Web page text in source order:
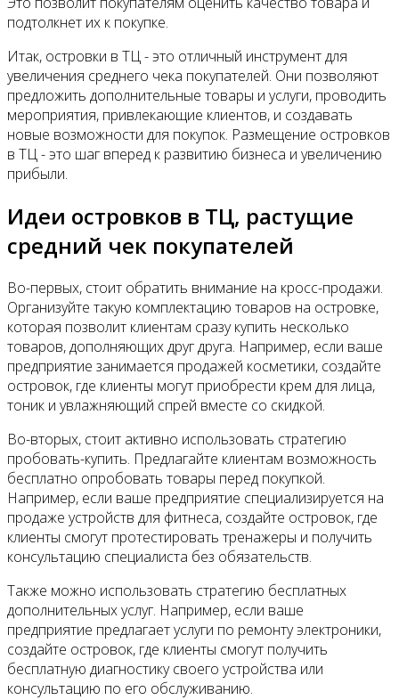
подтолкнет их к покупке.
Итак, островки в ТЦ - это отличный инструмент для
увеличения среднего чека покупателей. Они позволяют
предложить дополнительные товары и услуги, проводить
мероприятия, привлекающие клиентов, и создавать
новые возможности для покупок. Размещение островков
в ТЦ - это шаг вперед к развитию бизнеса и увеличению
прибыли.
Идеи островков в ТЦ, растущие
средний чек покупателей
Во-первых, стоит обратить внимание на кросс-продажи.
Организуйте такую комплектацию товаров на островке,
которая позволит клиентам сразу купить несколько
товаров, дополняющих друг друга. Например, если ваше
предприятие занимается продажей косметики, создайте
островок, где клиенты могут приобрести крем для лица,
тоник и увлажняющий спрей вместе со скидкой.
Во-вторых, стоит активно использовать стратегию
пробовать-купить. Предлагайте клиентам возможность
бесплатно опробовать товары перед покупкой.
Например, если ваше предприятие специализируется на
продаже устройств для фитнеса, создайте островок, где
клиенты смогут протестировать тренажеры и получить
консультацию специалиста без обязательств.
Также можно использовать стратегию бесплатных
дополнительных услуг. Например, если ваше
предприятие предлагает услуги по ремонту электроники,
создайте островок, где клиенты смогут получить
бесплатную диагностику своего устройства или
консультацию по его обслуживанию.